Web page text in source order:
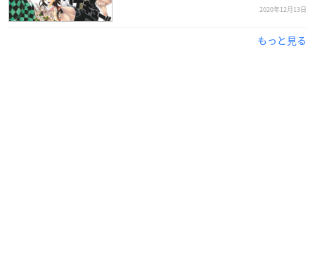
鬼滅の刃×ANNA SUI カシュクールエプロン
2020年12月13日
もっと見る